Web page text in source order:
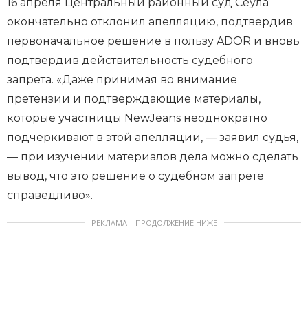
окончательно отклонил апелляцию, подтвердив
первоначальное решение в пользу ADOR и вновь
подтвердив действительность судебного
запрета. «Даже принимая во внимание
претензии и подтверждающие материалы,
которые участницы NewJeans неоднократно
подчеркивают в этой апелляции, — заявил судья,
— при изучении материалов дела можно сделать
вывод, что это решение о судебном запрете
справедливо».
РЕКЛАМА – ПРОДОЛЖЕНИЕ НИЖЕ